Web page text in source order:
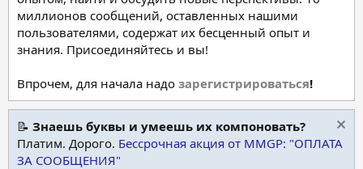
миллионов сообщений, оставленных нашими
пользователями, содержат их бесценный опыт и
знания. Присоединяйтесь и вы!
Впрочем, для начала надо зарегистрироваться!
📝 Знаешь буквы и умеешь их компоновать?
Платим. Дорого. Бессрочная акция от MMGP: "ОПЛАТА
ЗА СООБЩЕНИЯ"